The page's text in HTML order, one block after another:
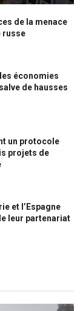
de la menace
russe
économies
de hausses
un protocole
projets de
et l’Espagne
leur partenariat